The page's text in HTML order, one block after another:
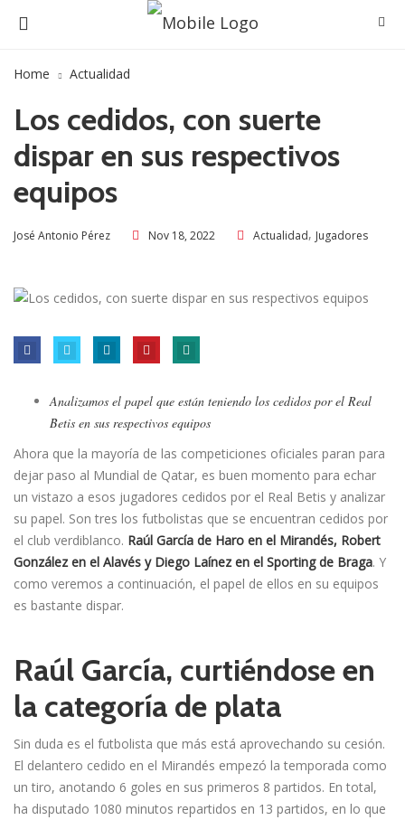
Home Actualidad
Los cedidos, con suerte
dispar en sus respectivos
equipos
José Antonio Pérez Nov 18, 2022 Actualidad, Jugadores
Analizamos el papel que están teniendo los cedidos por el Real
Betis en sus respectivos equipos
Ahora que la mayoría de las competiciones oficiales paran para
dejar paso al Mundial de Qatar, es buen momento para echar
un vistazo a esos jugadores cedidos por el Real Betis y analizar
su papel. Son tres los futbolistas que se encuentran cedidos por
el club verdiblanco. Raúl García de Haro en el Mirandés, Robert
González en el Alavés y Diego Laínez en el Sporting de Braga. Y
como veremos a continuación, el papel de ellos en su equipos
es bastante dispar.
Raúl García, curtiéndose en
la categoría de plata
Sin duda es el futbolista que más está aprovechando su cesión.
El delantero cedido en el Mirandés empezó la temporada como
un tiro, anotando 6 goles en sus primeros 8 partidos. En total,
ha disputado 1080 minutos repartidos en 13 partidos, en lo que